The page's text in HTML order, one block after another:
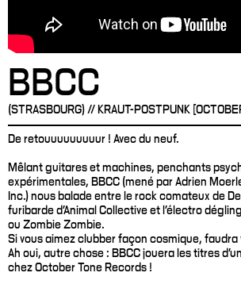
BBCC
(STRASBOURG) // KRAUT-POSTPUNK
De retouuuuuuuuur ! Avec du neuf.
Mêlant guitares et machines, penchants
expérimentales, BBCC (mené par Adrien
Inc.) nous balade entre le rock comateux de
furibarde d'Animal Collective et l'électro
ou Zombie Zombie.
Si vous aimez clubber façon cosmique, faudra
Ah oui, autre chose : BBCC jouera les titres
chez October Tone Records !